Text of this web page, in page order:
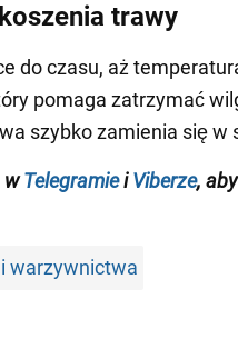
trawy
do czasu, aż
pomaga zatrzymać
szybko zamienia się w
wTelegramieiViberze,
warzywnictwa